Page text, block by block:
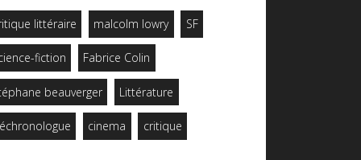
littéraire malcolm lowry SF
fiction Fabrice Colin
beauverger Littérature
cinema critique